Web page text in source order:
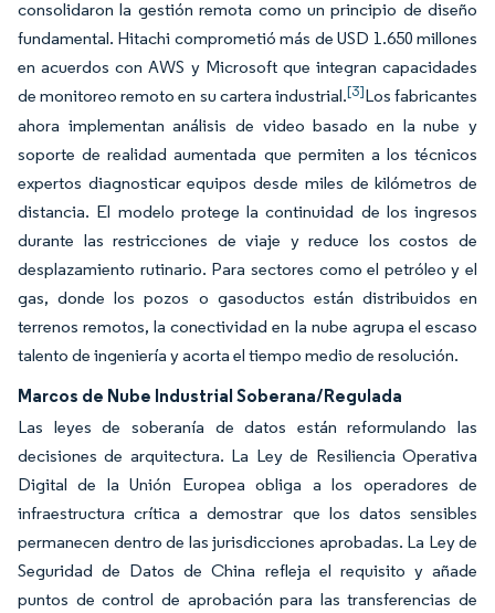
consolidaron la gestión remota como un principio de diseño
fundamental. Hitachi comprometió más de USD 1.650 millones
en acuerdos con AWS y Microsoft que integran capacidades
de monitoreo remoto en su cartera industrial.[3]Los fabricantes
ahora implementan análisis de video basado en la nube y
soporte de realidad aumentada que permiten a los técnicos
expertos diagnosticar equipos desde miles de kilómetros de
distancia. El modelo protege la continuidad de los ingresos
durante las restricciones de viaje y reduce los costos de
desplazamiento rutinario. Para sectores como el petróleo y el
gas, donde los pozos o gasoductos están distribuidos en
terrenos remotos, la conectividad en la nube agrupa el escaso
talento de ingeniería y acorta el tiempo medio de resolución.
Marcos de Nube Industrial Soberana/Regulada
Las leyes de soberanía de datos están reformulando las
decisiones de arquitectura. La Ley de Resiliencia Operativa
Digital de la Unión Europea obliga a los operadores de
infraestructura crítica a demostrar que los datos sensibles
permanecen dentro de las jurisdicciones aprobadas. La Ley de
Seguridad de Datos de China refleja el requisito y añade
puntos de control de aprobación para las transferencias de